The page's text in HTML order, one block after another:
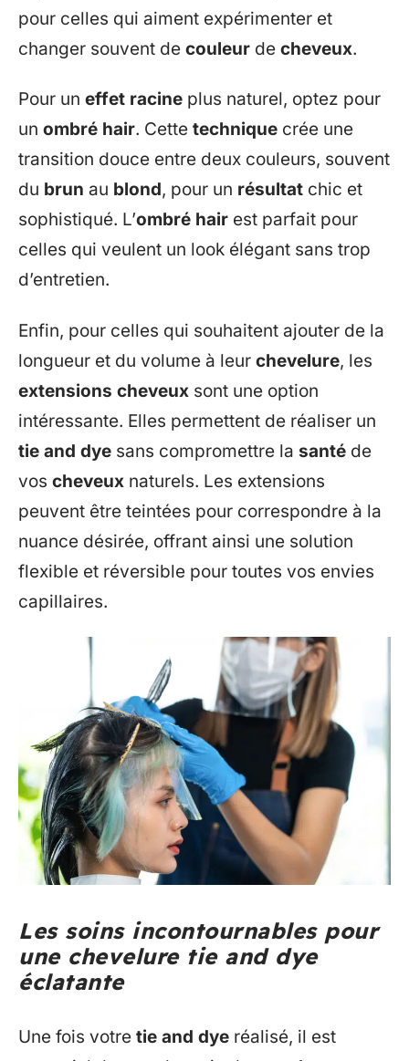
pour celles qui aiment expérimenter et
changer souvent de couleur de cheveux.
Pour un effet racine plus naturel, optez pour
un ombré hair. Cette technique crée une
transition douce entre deux couleurs, souvent
du brun au blond, pour un résultat chic et
sophistiqué. L’ombré hair est parfait pour
celles qui veulent un look élégant sans trop
d’entretien.
Enfin, pour celles qui souhaitent ajouter de la
longueur et du volume à leur chevelure, les
extensions cheveux sont une option
intéressante. Elles permettent de réaliser un
tie and dye sans compromettre la santé de
vos cheveux naturels. Les extensions
peuvent être teintées pour correspondre à la
nuance désirée, offrant ainsi une solution
flexible et réversible pour toutes vos envies
capillaires.
Les soins incontournables pour
une chevelure tie and dye
éclatante
Une fois votre tie and dye réalisé, il est